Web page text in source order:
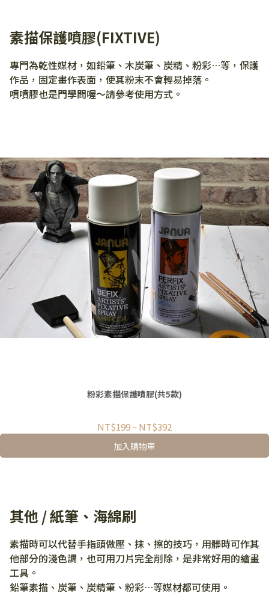
素描保護噴膠(FIXTIVE)
專門為乾性媒材，如鉛筆、木炭筆、炭精、粉彩…等，保護
作品，固定畫作表面，使其粉末不會輕易掉落。
噴噴膠也是門學問喔～請參考使用方式。
粉彩素描保護噴膠(共5款)
NT$199~NT$392
加入購物車
其他 / 紙筆、海綿刷
素描時可以代替手指頭做壓、抹、擦的技巧，用髒時可作其
他部分的淺色調，也可用刀片完全削除，是非常好用的繪畫
工具。
鉛筆素描、炭筆、炭精筆、粉彩…等媒材都可使用。